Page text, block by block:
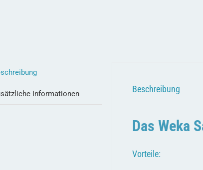
Informationen Beschreibung
Das Weka
Vorteile: